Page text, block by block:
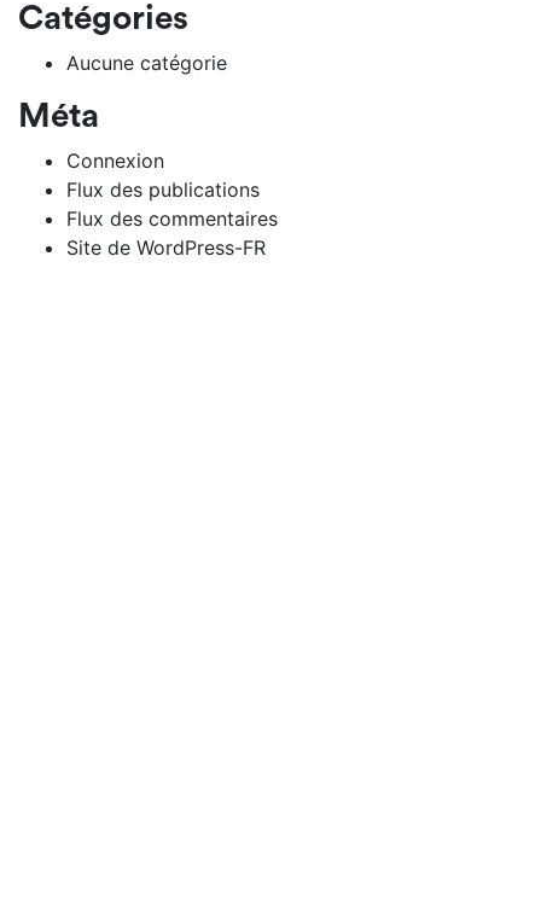
Catégories
Aucune catégorie
Méta
Connexion
Flux des publications
Flux des commentaires
Site de WordPress-FR